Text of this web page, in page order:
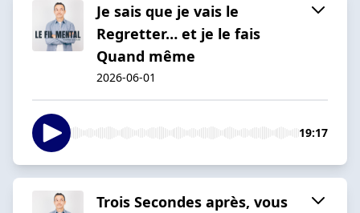
Je sais que je vais le
Regretter… et je le fais
Quand même
2026-06-01
19:17
Trois Secondes après, vous